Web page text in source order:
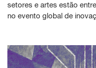
setores e artes estão
no evento global de